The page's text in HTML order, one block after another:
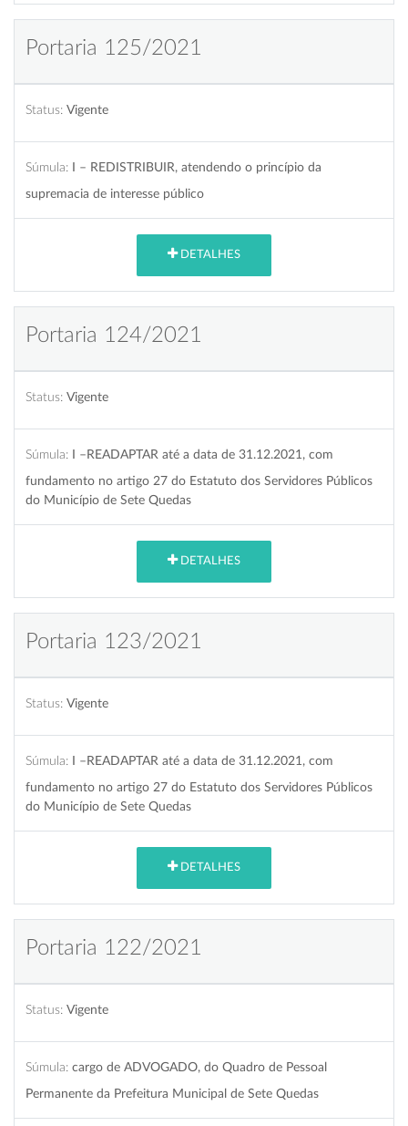
Portaria 125/2021
Status: Vigente
Súmula: I – REDISTRIBUIR, atendendo o princípio da
supremacia de interesse público
DETALHES
Portaria 124/2021
Status: Vigente
Súmula: I –READAPTAR até a data de 31.12.2021, com
fundamento no artigo 27 do Estatuto dos Servidores Públicos
do Município de Sete Quedas
DETALHES
Portaria 123/2021
Status: Vigente
Súmula: I –READAPTAR até a data de 31.12.2021, com
fundamento no artigo 27 do Estatuto dos Servidores Públicos
do Município de Sete Quedas
DETALHES
Portaria 122/2021
Status: Vigente
Súmula: cargo de ADVOGADO, do Quadro de Pessoal
Permanente da Prefeitura Municipal de Sete Quedas